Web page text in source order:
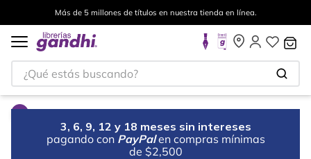
Más de 5 millones de títulos en nuestra tienda en línea.
¿Qué estás buscando?
3, 6, 9, 12 y 18 meses sin intereses
pagando con PayPal en compras mínimas
de $2,500